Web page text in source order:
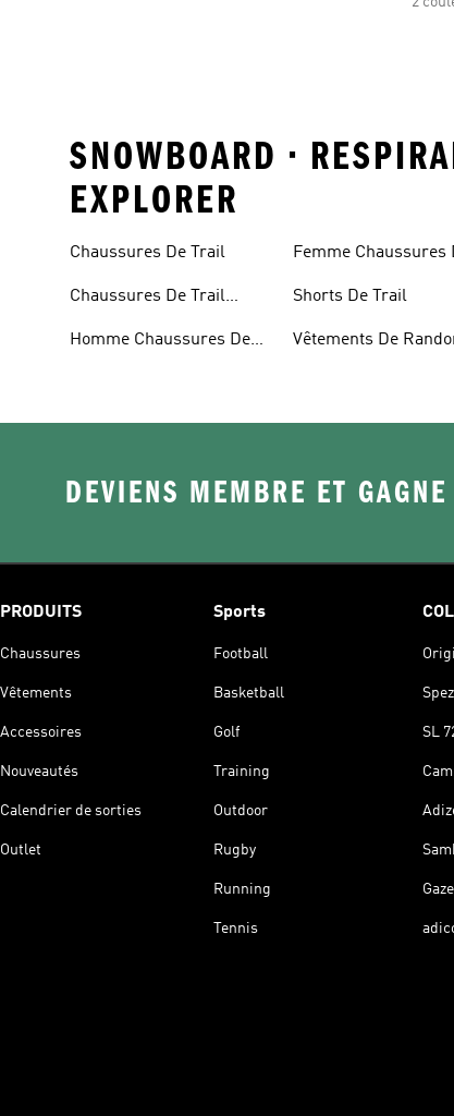
SNOWBOARD •
EXPLORER
Chaussures De Trail
Chaussures De Trail
Homme Chaussures De
Femme Chaussures
Shorts De Trail
Vêtements De
DEVIENS MEMBRE ET
PRODUITS
Chaussures
Vêtements
Accessoires
Nouveautés
Calendrier de sorties
Outlet
Sports
Football
Basketball
Golf
Training
Outdoor
Rugby
Running
Tennis
SL